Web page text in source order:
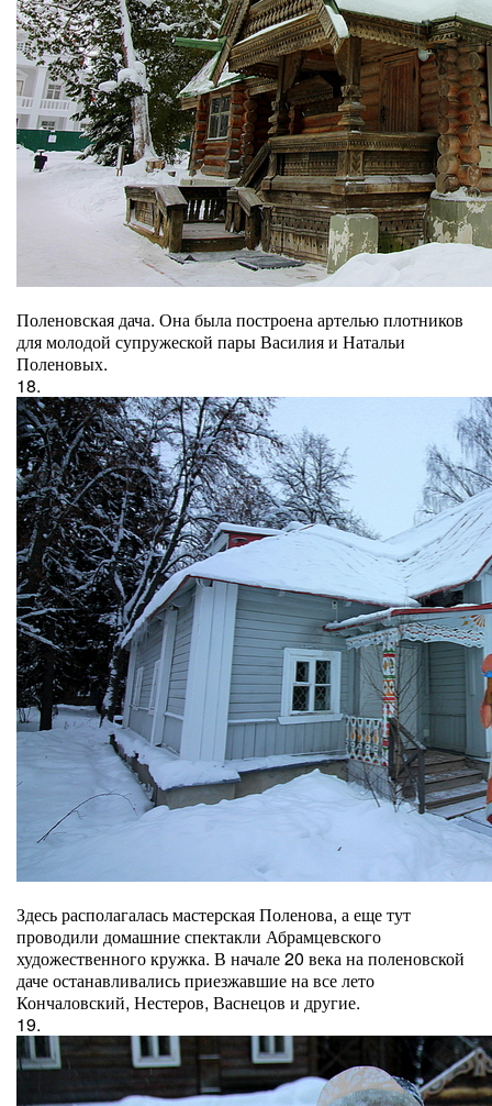
Поленовская дача. Она была построена артелью плотников
для молодой супружеской пары Василия и Натальи
Поленовых.
18.
Здесь располагалась мастерская Поленова, а еще тут
проводили домашние спектакли Абрамцевского
художественного кружка. В начале 20 века на поленовской
даче останавливались приезжавшие на все лето
Кончаловский, Нестеров, Васнецов и другие.
19.